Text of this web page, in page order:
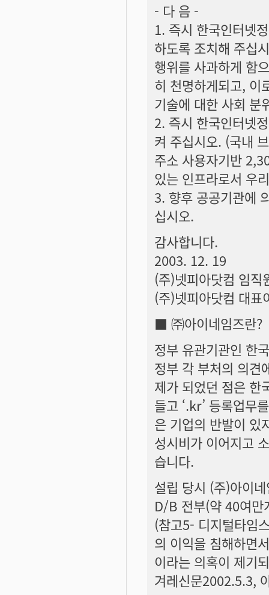
- 다 음 -
1. 즉시 한국인터넷
하도록 조치해 주십
행위를 사과하게 함
히 천명하게되고, 이
기술에 대한 사회 분
2. 즉시 한국인터넷
켜 주십시오. (국내
주소 사용자기반
있는 인프라로서 우
3. 향후 공공기관에
십시오.
감사합니다.
2003. 12. 19
(주)넷피아닷컴 임직
(주)넷피아닷컴 대표
■ ㈜아이네임즈란?
정부 유관기관인 한
정부 각 부처의 의견
제가 되었던 점은 한
들고 ‘.kr’ 등록업무
은 기업의 반발이 있
성시비가 이어지고
습니다.
설립 당시 (주)아이
D/B 전부(약 40여만
(참고5- 디지털타임
의 이익을 침해하면
이라는 의혹이 제기
겨레신문2002.5.3,